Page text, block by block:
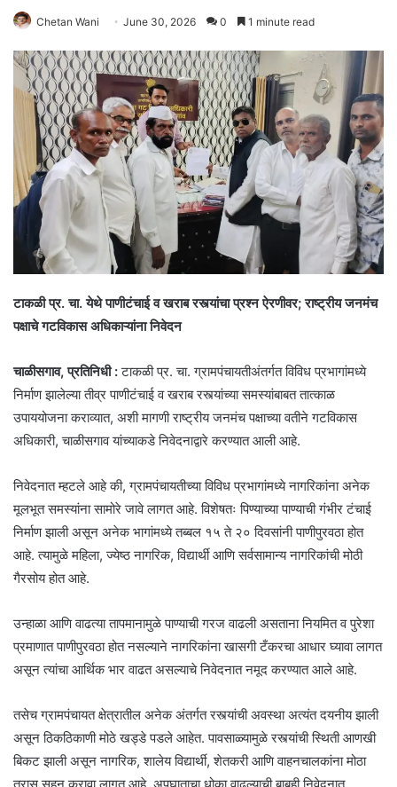
Chetan Wani June 30, 2026 0 1 minute read
टाकळी प्र. चा. येथे पाणीटंचाई व खराब रस्त्यांचा प्रश्न ऐरणीवर; राष्ट्रीय जनमंच
पक्षाचे गटविकास अधिकाऱ्यांना निवेदन
चाळीसगाव, प्रतिनिधी :टाकळी प्र. चा. ग्रामपंचायतीअंतर्गत विविध प्रभागांमध्ये
निर्माण झालेल्या तीव्र पाणीटंचाई व खराब रस्त्यांच्या समस्यांबाबत तात्काळ
उपाययोजना कराव्यात, अशी मागणी राष्ट्रीय जनमंच पक्षाच्या वतीने गटविकास
अधिकारी, चाळीसगाव यांच्याकडे निवेदनाद्वारे करण्यात आली आहे.
निवेदनात म्हटले आहे की, ग्रामपंचायतीच्या विविध प्रभागांमध्ये नागरिकांना अनेक
मूलभूत समस्यांना सामोरे जावे लागत आहे. विशेषतः पिण्याच्या पाण्याची गंभीर टंचाई
निर्माण झाली असून अनेक भागांमध्ये तब्बल १५ ते २० दिवसांनी पाणीपुरवठा होत
आहे. त्यामुळे महिला, ज्येष्ठ नागरिक, विद्यार्थी आणि सर्वसामान्य नागरिकांची मोठी
गैरसोय होत आहे.
उन्हाळा आणि वाढत्या तापमानामुळे पाण्याची गरज वाढली असताना नियमित व पुरेशा
प्रमाणात पाणीपुरवठा होत नसल्याने नागरिकांना खासगी टँकरचा आधार घ्यावा लागत
असून त्यांचा आर्थिक भार वाढत असल्याचे निवेदनात नमूद करण्यात आले आहे.
तसेच ग्रामपंचायत क्षेत्रातील अनेक अंतर्गत रस्त्यांची अवस्था अत्यंत दयनीय झाली
असून ठिकठिकाणी मोठे खड्डे पडले आहेत. पावसाळ्यामुळे रस्त्यांची स्थिती आणखी
बिकट झाली असून नागरिक, शालेय विद्यार्थी, शेतकरी आणि वाहनचालकांना मोठा